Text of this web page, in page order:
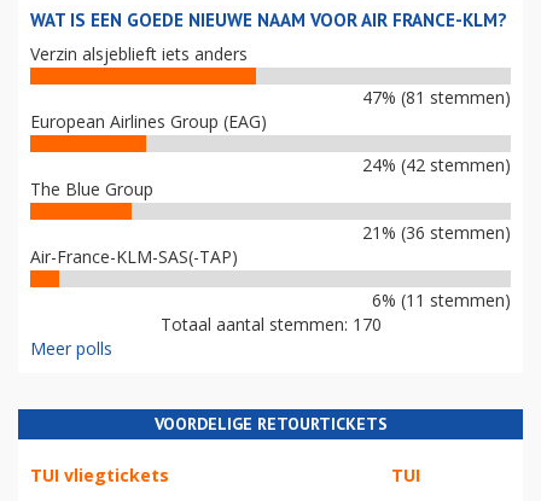
WAT IS EEN GOEDE NIEUWE NAAM VOOR AIR FRANCE-KLM?
Verzin alsjeblieft iets anders
47% (81 stemmen)
European Airlines Group (EAG)
24% (42 stemmen)
The Blue Group
21% (36 stemmen)
Air-France-KLM-SAS(-TAP)
6% (11 stemmen)
Totaal aantal stemmen: 170
Meer polls
VOORDELIGE RETOURTICKETS
TUI vliegtickets TUI